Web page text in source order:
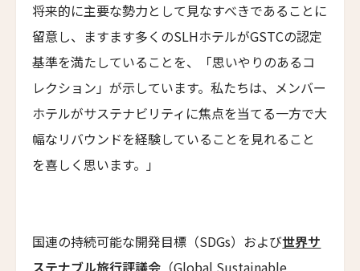
ウィンズローズ・バンガローズ
Winslow's Bungalows
ライトハウス・ホテル
Lighthouse Hotel
エラズ・コテージズ
Ella's Cottages
アゼライ・ケーガー・ベイ
Azerai Ke Ga Bay
将来的に主要な勢力として見なすべきであることに
留意し、ますます多くのSLHホテルがGSTCの認定
基準を満たしていることを、「思いやりのあるコ
レクション」が示しています。私たちは、メンバー
ホテルがサステナビリティに焦点を当てる一方で大
幅なリバウンドを経験していることを見れること
を喜しく思います。」
国連の持続可能な開発目標（SDGs）および世界サ
ステナブル旅行評議会 （Global Sustainable